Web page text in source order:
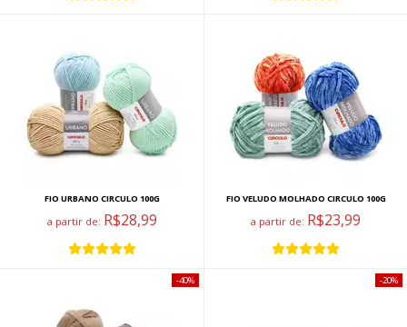
FIO URBANO CIRCULO 100G
a partir de: R$28,99
FIO VELUDO MOLHADO CIRCULO 100G
a partir de: R$23,99
40% 20%